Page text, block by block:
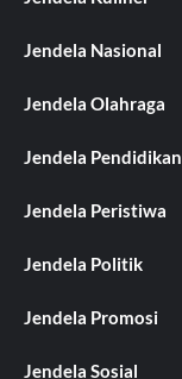
Jendela Nasional
Jendela Olahraga
Jendela Pendidikan
Jendela Peristiwa
Jendela Politik
Jendela Promosi
Jendela Sosial